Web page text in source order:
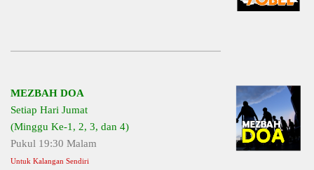
MEZBAH DOA
Setiap Hari Jumat
(Minggu Ke-1, 2, 3, dan 4)
Pukul 19:30 Malam
Untuk Kalangan Sendiri